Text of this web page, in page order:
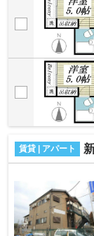
賃貸 | アパート